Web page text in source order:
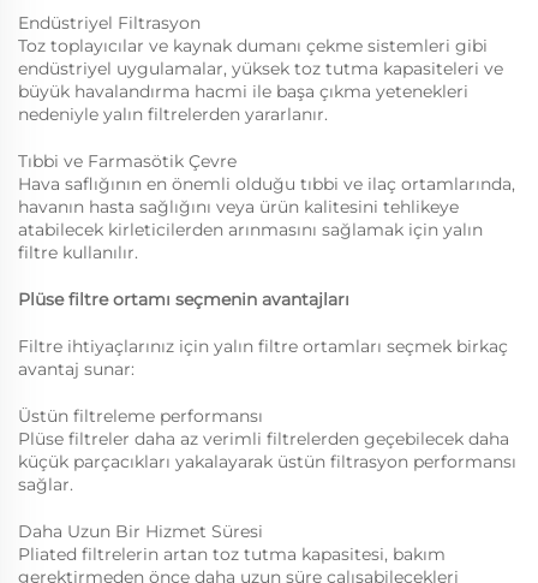
Endüstriyel Filtrasyon
Toz toplayıcılar ve kaynak dumanı çekme sistemleri gibi
endüstriyel uygulamalar, yüksek toz tutma kapasiteleri ve
büyük havalandırma hacmi ile başa çıkma yetenekleri
nedeniyle yalın filtrelerden yararlanır.
Tıbbi ve Farmasötik Çevre
Hava saflığının en önemli olduğu tıbbi ve ilaç ortamlarında,
havanın hasta sağlığını veya ürün kalitesini tehlikeye
atabilecek kirleticilerden arınmasını sağlamak için yalın
filtre kullanılır.
Plüse filtre ortamı seçmenin avantajları
Filtre ihtiyaçlarınız için yalın filtre ortamları seçmek birkaç
avantaj sunar:
Üstün filtreleme performansı
Plüse filtreler daha az verimli filtrelerden geçebilecek daha
küçük parçacıkları yakalayarak üstün filtrasyon performansı
sağlar.
Daha Uzun Bir Hizmet Süresi
Pliated filtrelerin artan toz tutma kapasitesi, bakım
gerektirmeden önce daha uzun süre çalışabilecekleri